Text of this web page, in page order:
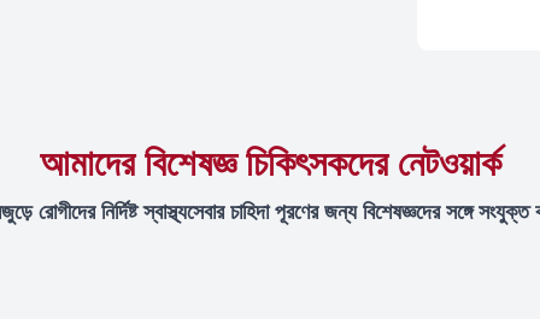
আমাদের বিশেষজ্ঞ চিকিৎসকদের নেটওয়ার্ক
রোগীদের নির্দিষ্ট স্বাস্থ্যসেবার চাহিদা পূরণের জন্য বিশেষজ্ঞদের সঙ্গে সংযুক্ত